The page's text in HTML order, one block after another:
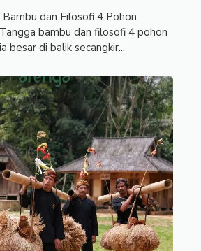
dan Filosofi 4 Pohon
bambu dan filosofi 4 pohon
besar di balik secangkir...